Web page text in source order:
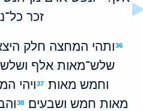
זכר
36ותהי המחצה חלק
שלש־מאות אלף
וחמש מאות׃ 37ויהי
מאות חמש ושבעים׃
38